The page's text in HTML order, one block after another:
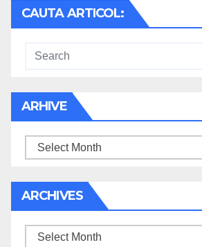
CAUTA ARTICOL:
ARHIVE
Arhive
ARCHIVES
Archives